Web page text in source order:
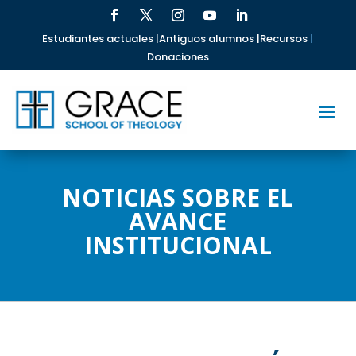
Estudiantes actuales |Antiguos alumnos |Recursos |
Donaciones
NOTICIAS SOBRE EL
AVANCE
INSTITUCIONAL